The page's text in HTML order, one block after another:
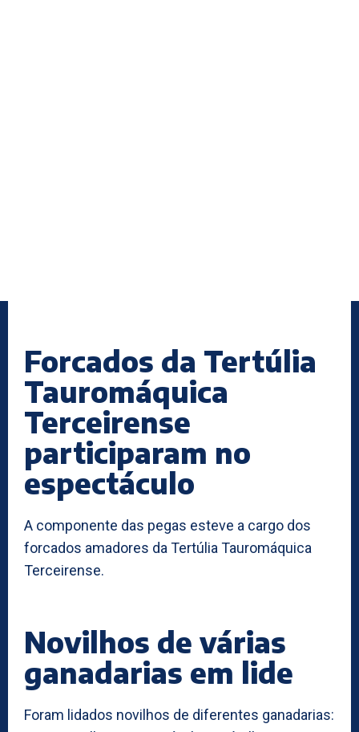
Forcados da Tertúlia
Tauromáquica
Terceirense
participaram no
espectáculo
A componente das pegas esteve a cargo dos
forcados amadores da Tertúlia Tauromáquica
Terceirense.
Novilhos de várias
ganadarias em lide
Foram lidados novilhos de diferentes ganadarias: